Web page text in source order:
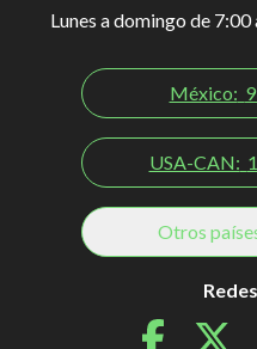
Lunes a domingo de
México:
USA-CAN:
Otros